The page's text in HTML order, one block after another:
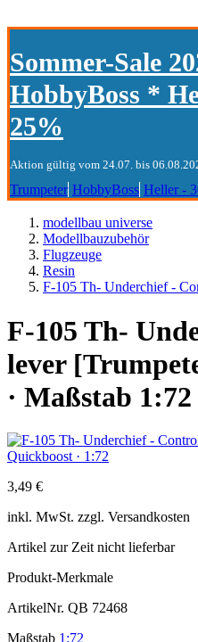
Sommer-Sale
HobbyBoss *
25%
Aktion gültig vom 24.07. bis
Trumpeter HobbyBoss Heller -
modellbau universe
Modellbauzubehör
Flugzeuge
Resin
F-105 Th- Underchief -
F-105 Th-
lever
· Maßstab 1:72
3,49 €
inkl. MwSt. zzgl. Versandkosten
Artikel zur Zeit nicht lieferbar
Produkt-Merkmale
ArtikelNr. QB 72468
Maßstab 1:72